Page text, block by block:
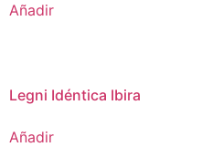
Añadir
Legni Idéntica Ibira
Añadir